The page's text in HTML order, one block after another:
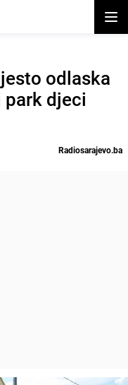
odlaska
djeci
Radiosarajevo.ba